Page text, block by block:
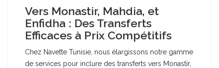
Vers Monastir, Mahdia, et
Enfidha : Des Transferts
Efficaces à Prix Compétitifs
Chez Navette Tunisie, nous élargissons notre gamme
de services pour inclure des transferts vers Monastir,